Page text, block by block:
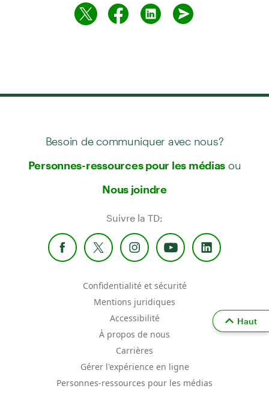
Besoin de communiquer avec nous?
Personnes-ressources pour les médias ou
Nous joindre
Suivre la TD:
Confidentialité et sécurité
Mentions juridiques
Accessibilité
À propos de nous
Carrières
Gérer l'expérience en ligne
Personnes-ressources pour les médias
Haut